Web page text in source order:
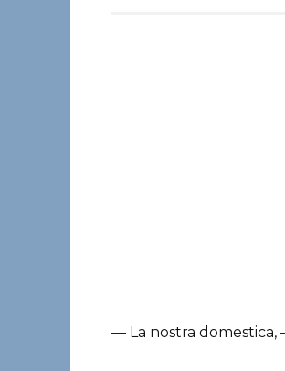
— La nostra domestica,